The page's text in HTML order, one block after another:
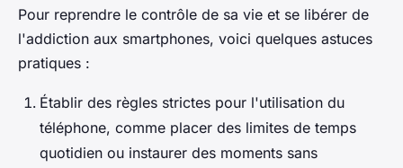
Pour reprendre le contrôle de sa vie et se libérer de
l'addiction aux smartphones, voici quelques astuces
pratiques :
Établir des règles strictes pour l'utilisation du
téléphone, comme placer des limites de temps
quotidien ou instaurer des moments sans